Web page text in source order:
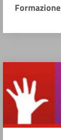
Formazione